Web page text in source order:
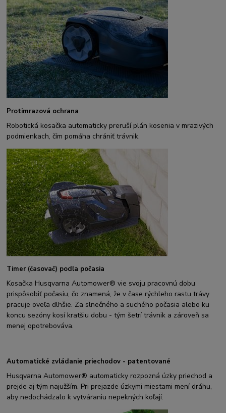
Protimrazová ochrana
Robotická kosačka automaticky preruší plán kosenia v mrazivých
podmienkach, čím pomáha chrániť trávnik.
Timer (časovač) podľa počasia
Kosačka Husqvarna Automower® vie svoju pracovnú dobu
prispôsobiť počasiu, čo znamená, že v čase rýchleho rastu trávy
pracuje oveľa dlhšie. Za slnečného a suchého počasia alebo ku
koncu sezóny kosí kratšiu dobu - tým šetrí trávnik a zároveň sa
menej opotrebováva.
Automatické zvládanie priechodov - patentované
Husqvarna Automower® automaticky rozpozná úzky priechod a
prejde aj tým najužším. Pri prejazde úzkymi miestami mení dráhu,
aby nedochádzalo k vytváraniu nepekných koľají.